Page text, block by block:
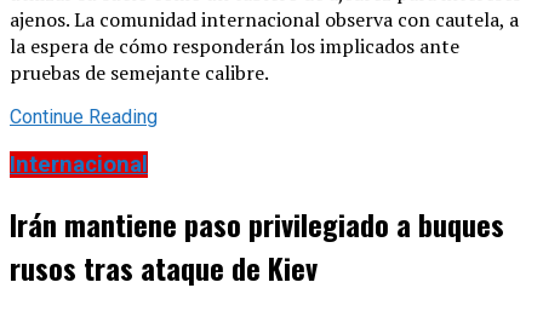
ajenos. La comunidad internacional observa con cautela, a
la espera de cómo responderán los implicados ante
pruebas de semejante calibre.
Continue Reading
Internacional
Irán mantiene paso privilegiado a buques
rusos tras ataque de Kiev